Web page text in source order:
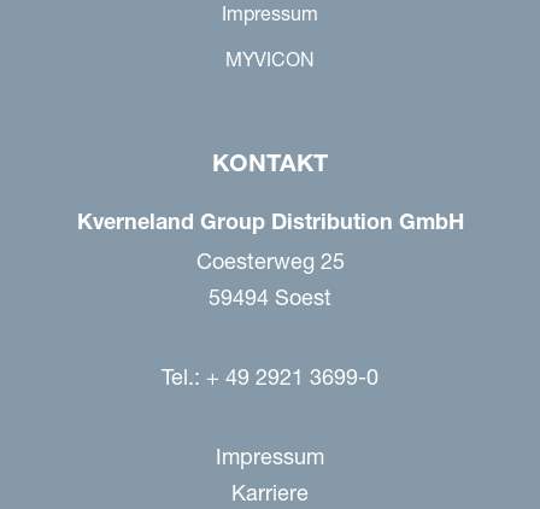
Impressum
MYVICON
KONTAKT
Kverneland Group Distribution GmbH
Coesterweg 25
59494 Soest
Tel.: + 49 2921 3699-0
Impressum
Karriere